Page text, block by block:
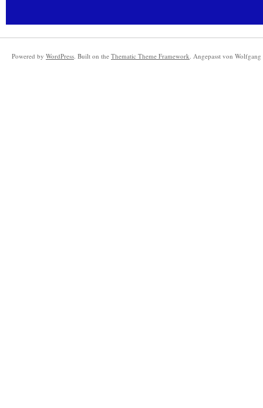
Powered by WordPress. Built on the Thematic Theme Framework. Angepasst von